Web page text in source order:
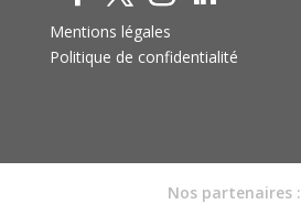
Mentions légales
Politique de confidentialité
Nos partenaires :